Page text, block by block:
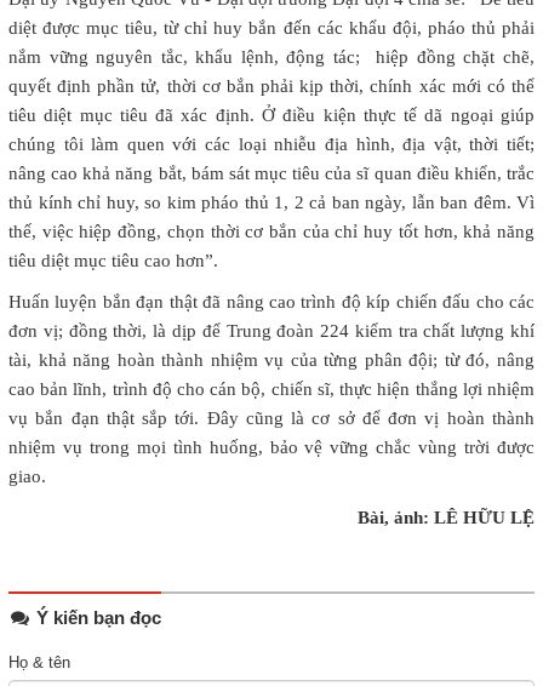
diệt được mục tiêu, từ chỉ huy bắn đến các khẩu đội, pháo thủ phải
nắm vững nguyên tắc, khẩu lệnh, động tác; hiệp đồng chặt chẽ,
quyết định phần tử, thời cơ bắn phải kịp thời, chính xác mới có thể
tiêu diệt mục tiêu đã xác định. Ở điều kiện thực tế dã ngoại giúp
chúng tôi làm quen với các loại nhiễu địa hình, địa vật, thời tiết;
nâng cao khả năng bắt, bám sát mục tiêu của sĩ quan điều khiển, trắc
thủ kính chỉ huy, so kim pháo thủ 1, 2 cả ban ngày, lẫn ban đêm. Vì
thế, việc hiệp đồng, chọn thời cơ bắn của chỉ huy tốt hơn, khả năng
tiêu diệt mục tiêu cao hơn”.
Huấn luyện bắn đạn thật đã nâng cao trình độ kíp chiến đấu cho các
đơn vị; đồng thời, là dịp để Trung đoàn 224 kiểm tra chất lượng khí
tài, khả năng hoàn thành nhiệm vụ của từng phân đội; từ đó, nâng
cao bản lĩnh, trình độ cho cán bộ, chiến sĩ, thực hiện thắng lợi nhiệm
vụ bắn đạn thật sắp tới. Đây cũng là cơ sở để đơn vị hoàn thành
nhiệm vụ trong mọi tình huống, bảo vệ vững chắc vùng trời được
giao.
Bài, ảnh: LÊ HỮU LỆ
Ý kiến bạn đọc
Họ & tên